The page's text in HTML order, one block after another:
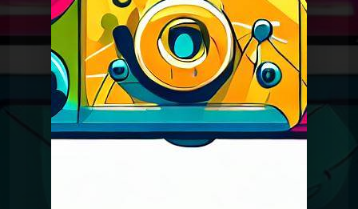
Spéciales Emission de rentrée 2017
Spéciales Emission de rentrée 2016